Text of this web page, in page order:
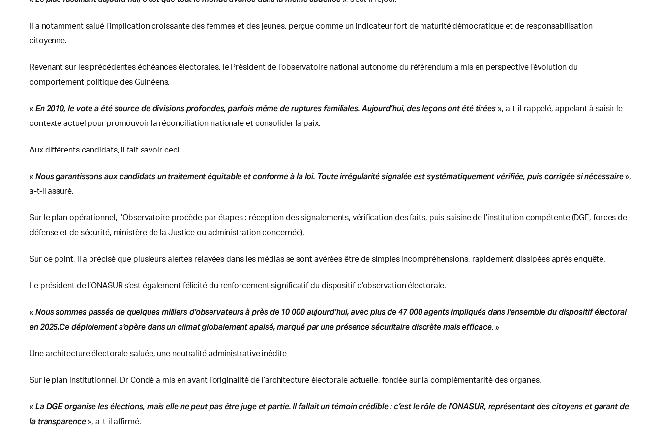
Il a notamment salué l’implication croissante des femmes et des jeunes, perçue comme un indicateur fort de maturité démocratique et de responsabilisation
citoyenne.
Revenant sur les précédentes échéances électorales, le Président de l’observatoire national autonome du référendum a mis en perspective l’évolution du
comportement politique des Guinéens.
« En 2010, le vote a été source de divisions profondes, parfois même de ruptures familiales. Aujourd’hui, des leçons ont été tirées», a-t-il rappelé, appelant à saisir le
contexte actuel pour promouvoir la réconciliation nationale et consolider la paix.
Aux différents candidats, il fait savoir ceci.
« Nous garantissons aux candidats un traitement équitable et conforme à la loi. Toute irrégularité signalée est systématiquement vérifiée, puis corrigée si nécessaire»,
a-t-il assuré.
Sur le plan opérationnel, l’Observatoire procède par étapes : réception des signalements, vérification des faits, puis saisine de l’institution compétente (DGE, forces de
défense et de sécurité, ministère de la Justice ou administration concernée).
Sur ce point, il a précisé que plusieurs alertes relayées dans les médias se sont avérées être de simples incompréhensions, rapidement dissipées après enquête.
Le président de l’ONASUR s’est également félicité du renforcement significatif du dispositif d’observation électorale.
« Nous sommes passés de quelques milliers d’observateurs à près de 10 000 aujourd’hui, avec plus de 47 000 agents impliqués dans l’ensemble du dispositif électoral
en 2025.Ce déploiement s’opère dans un climat globalement apaisé, marqué par une présence sécuritaire discrète mais efficace. »
Une architecture électorale saluée, une neutralité administrative inédite
Sur le plan institutionnel, Dr Condé a mis en avant l’originalité de l’architecture électorale actuelle, fondée sur la complémentarité des organes.
« La DGE organise les élections, mais elle ne peut pas être juge et partie. Il fallait un témoin crédible : c’est le rôle de l’ONASUR, représentant des citoyens et garant de
la transparence», a-t-il affirmé.